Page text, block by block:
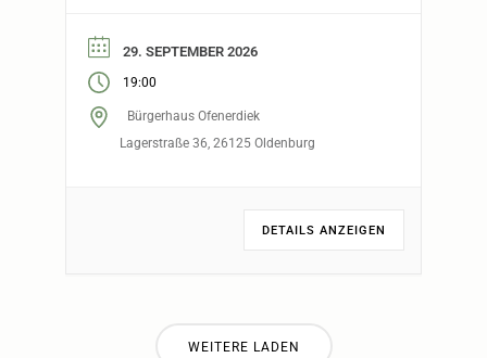
‚Spieleabend‘ zu gestalten, bei dem sich
und Knappen verwandeln lassen. Im
Rahmen dieses Spiels, das für den Abend
aus dem […]
29. SEPTEMBER 2026
19:00
Bürgerhaus Ofenerdiek
Lagerstraße 36, 26125 Oldenburg
DETAILS ANZEIGEN
WEITERE LADEN